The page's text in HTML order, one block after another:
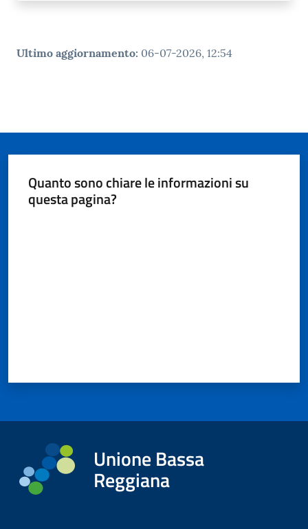
Ultimo aggiornamento: 06-07-2026, 12:54
Quanto sono chiare le informazioni su
questa pagina?
Unione Bassa
Reggiana